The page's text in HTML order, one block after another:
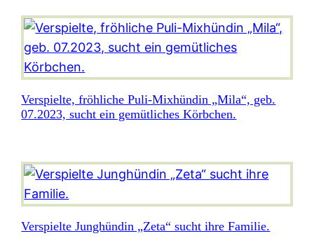
Verspielte, fröhliche Puli-Mixhündin „Mila“, geb.
07.2023, sucht ein gemütliches Körbchen.
Verspielte Junghündin „Zeta“ sucht ihre Familie.